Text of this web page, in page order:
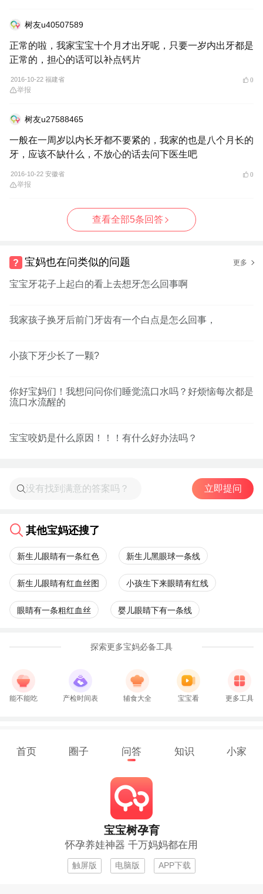
树友u40507589
正常的啦，我家宝宝十个月才出牙呢，只要一岁内出牙都是
正常的，担心的话可以补点钙片
2016-10-22 福建省 0
举报
树友u27588465
一般在一周岁以内长牙都不要紧的，我家的也是八个月长的
牙，应该不缺什么，不放心的话去问下医生吧
2016-10-22 安徽省 0
举报
查看全部5条回答
宝妈也在问类似的问题 更多
宝宝牙花子上起白的看上去想牙怎么回事啊
我家孩子换牙后前门牙齿有一个白点是怎么回事，
小孩下牙少长了一颗?
你好宝妈们！我想问问你们睡觉流口水吗？好烦恼每次都是
流口水流醒的
宝宝咬奶是什么原因！！！有什么好办法吗？
立即提问
其他宝妈还搜了
新生儿眼睛有一条红色 新生儿黑眼球一条线
新生儿眼睛有红血丝图 小孩生下来眼睛有红线
眼睛有一条粗红血丝 婴儿眼睛下有一条线
探索更多宝妈必备工具
能不能吃 产检时间表 辅食大全 宝宝看 更多工具
首页 圈子 问答 知识 小家
宝宝树孕育
怀孕养娃神器 千万妈妈都在用
触屏版 电脑版 APP下载